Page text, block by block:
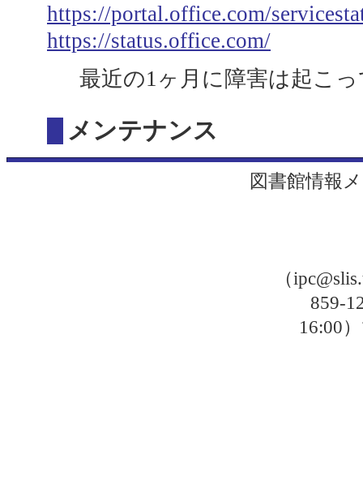
https://portal.office.com/
https://status.office.com/
最近の1ヶ月に障害は起こ
メンテナンス
図書館情報
（
859-
16:00